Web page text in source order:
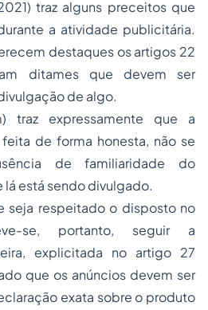
traz alguns preceitos que
a atividade publicitária.
destaques os artigos 22
ditames que devem ser
de algo.
traz expressamente que a
de forma honesta, não se
de familiaridade do
está sendo divulgado.
seja respeitado o disposto no
se, portanto, seguir a
explicitada no artigo 27
que os anúncios devem ser
exata sobre o produto